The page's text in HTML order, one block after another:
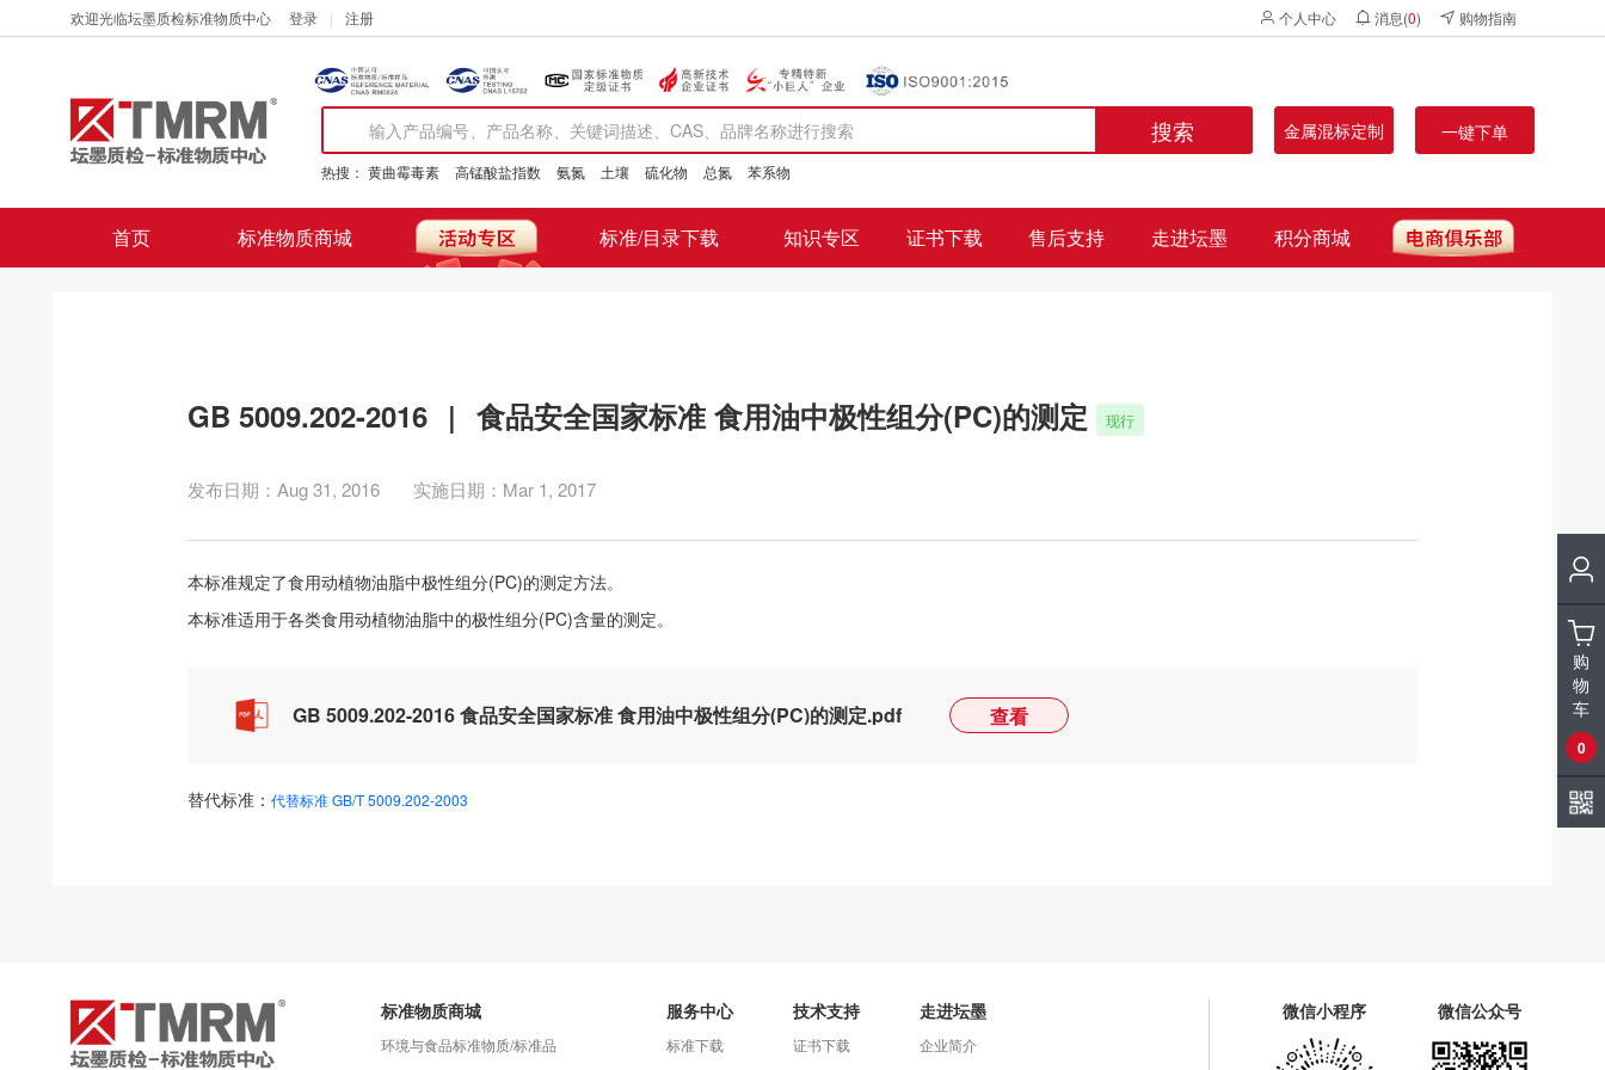
欢迎光临坛墨质检标准物质中心 登录 注册 个人中心 消息(0) 购物指南
搜索 金属混标定制 一键下单
热搜： 黄曲霉毒素 高锰酸盐指数 氨氮 土壤 硫化物 总氮 苯系物
首页 标准物质商城 标准/目录下载 知识专区 证书下载 售后支持 走进坛墨 积分商城
GB 5009.202-2016 | 食品安全国家标准 食用油中极性组分(PC)的测定 现行
发布日期：Aug 31, 2016 实施日期：Mar 1, 2017
本标准规定了食用动植物油脂中极性组分(PC)的测定方法。
本标准适用于各类食用动植物油脂中的极性组分(PC)含量的测定。
GB 5009.202-2016 食品安全国家标准 食用油中极性组分(PC)的测定.pdf 查看
替代标准： 代替标准 GB/T 5009.202-2003
标准物质商城
环境与食品标准物质/标准品
服务中心
标准下载
技术支持
证书下载
走进坛墨
企业简介
微信小程序 微信公众号
购
物
车
0